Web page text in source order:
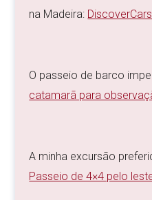
na Madeira: DiscoverCars
O passeio de barco
catamarã para
A minha excursão
Passeio de 4×4 pelo